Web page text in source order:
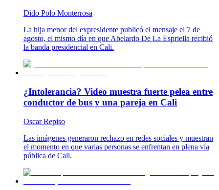
Dido Polo Monterrosa
La hija menor del expresidente publicó el mensaje el 7 de
agosto, el mismo día en que Abelardo De La Espriella recibió
la banda presidencial en Cali.
¿Intolerancia? Video muestra fuerte pelea entre
conductor de bus y una pareja en Cali
Oscar Repiso
Las imágenes generaron rechazo en redes sociales y muestran
el momento en que varias personas se enfrentan en plena vía
pública de Cali.